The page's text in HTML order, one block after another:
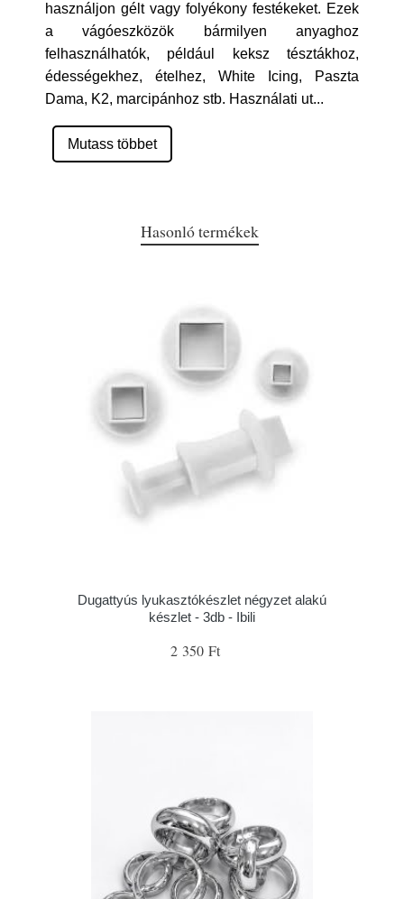
használjon gélt vagy folyékony festékeket. Ezek
a vágóeszközök bármilyen anyaghoz
felhasználhatók, például keksz tésztákhoz,
édességekhez, ételhez, White Icing, Paszta
Dama, K2, marcipánhoz stb. Használati ut...
Mutass többet
Hasonló termékek
Dugattyús lyukasztókészlet négyzet alakú
készlet - 3db - Ibili
2 350 Ft